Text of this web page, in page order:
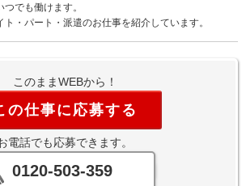
でも働けます。
・パート・派遣のお仕事を紹介しています。
このままWEBから！
の仕事に応募する
電話でも応募できます。
0120-503-359